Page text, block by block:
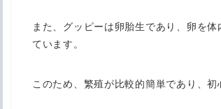
また、グッピーは卵胎生であり、卵を
ています。
このため、繁殖が比較的簡単であり、